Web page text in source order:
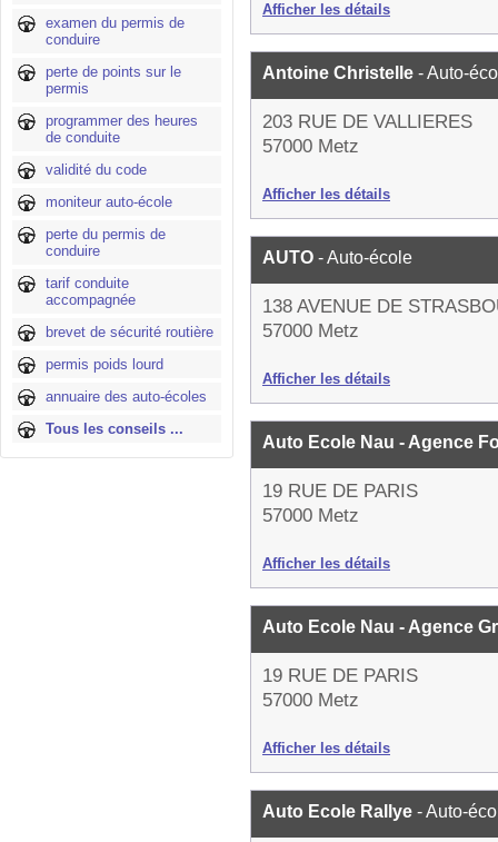
examen du permis de
conduire
perte de points sur le
permis
programmer des heures
de conduite
validité du code
moniteur auto-école
perte du permis de
conduire
tarif conduite
accompagnée
brevet de sécurité routière
permis poids lourd
annuaire des auto-écoles
Tous les conseils ...
Afficher les détails
Antoine Christelle - Auto-
203 RUE DE VALLIERES
57000 Metz
Afficher les détails
AUTO - Auto-école
138 AVENUE DE
57000 Metz
Afficher les détails
Auto Ecole Nau - Agence
19 RUE DE PARIS
57000 Metz
Afficher les détails
Auto Ecole Nau - Agence
19 RUE DE PARIS
57000 Metz
Afficher les détails
Auto Ecole Rallye - Auto-